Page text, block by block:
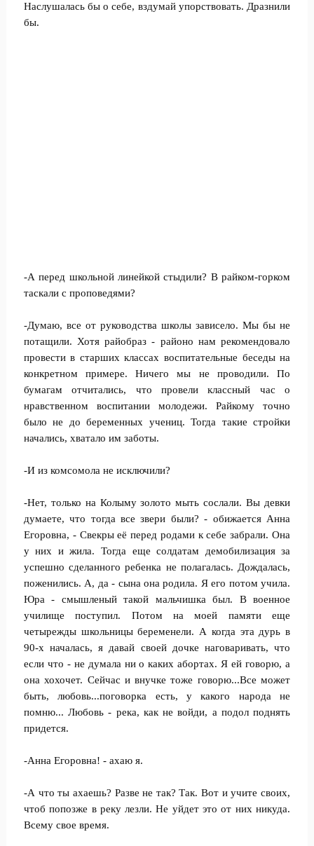
Наслушалась бы о себе, вздумай упорствовать. Дразнили
бы.
-А перед школьной линейкой стыдили? В райком-горком
таскали с проповедями?
-Думаю, все от руководства школы зависело. Мы бы не
потащили. Хотя райобраз - районо нам рекомендовало
провести в старших классах воспитательные беседы на
конкретном примере. Ничего мы не проводили. По
бумагам отчитались, что провели классный час о
нравственном воспитании молодежи. Райкому точно
было не до беременных учениц. Тогда такие стройки
начались, хватало им заботы.
-И из комсомола не исключили?
-Нет, только на Колыму золото мыть сослали. Вы девки
думаете, что тогда все звери были? - обижается Анна
Егоровна, - Свекры её перед родами к себе забрали. Она
у них и жила. Тогда еще солдатам демобилизация за
успешно сделанного ребенка не полагалась. Дождалась,
поженились. А, да - сына она родила. Я его потом учила.
Юра - смышленый такой мальчишка был. В военное
училище поступил. Потом на моей памяти еще
четырежды школьницы беременели. А когда эта дурь в
90-х началась, я давай своей дочке наговаривать, что
если что - не думала ни о каких абортах. Я ей говорю, а
она хохочет. Сейчас и внучке тоже говорю...Все может
быть, любовь...поговорка есть, у какого народа не
помню... Любовь - река, как не войди, а подол поднять
придется.
-Анна Егоровна! - ахаю я.
-А что ты ахаешь? Разве не так? Так. Вот и учите своих,
чтоб попозже в реку лезли. Не уйдет это от них никуда.
Всему свое время.